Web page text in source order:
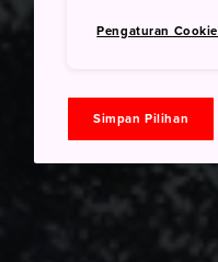
Pengaturan Cookie
Simpan Pilihan